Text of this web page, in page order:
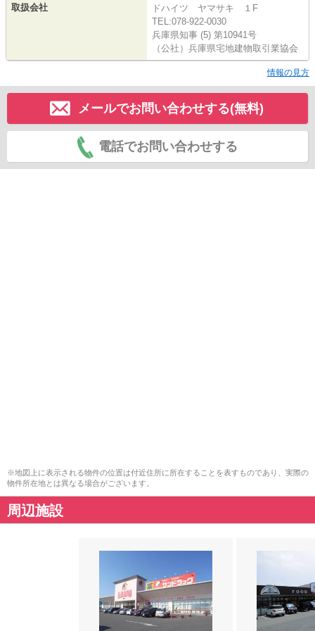
取扱会社
ドハイツ ヤマサキ １F
TEL:078-922-0030
兵庫県知事 (5) 第10941号
（公社）兵庫県宅地建物取引業協会
情報の見方
メールでお問い合わせする(無料)
電話でお問い合わせする
※地図上に表示される物件の位置は付近住所に所在することを表すものであり、実際の
物件所在地とは異なる場合がございます。
周辺施設